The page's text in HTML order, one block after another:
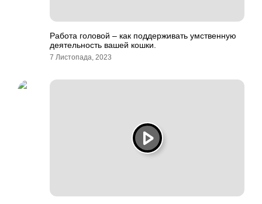
Работа головой – как поддерживать умственную
деятельность вашей кошки.
7 Листопада, 2023